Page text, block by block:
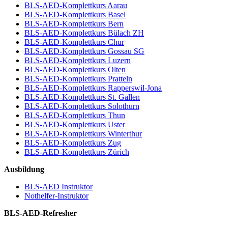
BLS-AED-Komplettkurs Aarau
BLS-AED-Komplettkurs Basel
BLS-AED-Komplettkurs Bern
BLS-AED-Komplettkurs Bülach ZH
BLS-AED-Komplettkurs Chur
BLS-AED-Komplettkurs Gossau SG
BLS-AED-Komplettkurs Luzern
BLS-AED-Komplettkurs Olten
BLS-AED-Komplettkurs Pratteln
BLS-AED-Komplettkurs Rapperswil-Jona
BLS-AED-Komplettkurs St. Gallen
BLS-AED-Komplettkurs Solothurn
BLS-AED-Komplettkurs Thun
BLS-AED-Komplettkurs Uster
BLS-AED-Komplettkurs Winterthur
BLS-AED-Komplettkurs Zug
BLS-AED-Komplettkurs Zürich
Ausbildung
BLS-AED Instruktor
Nothelfer-Instruktor
BLS-AED-Refresher